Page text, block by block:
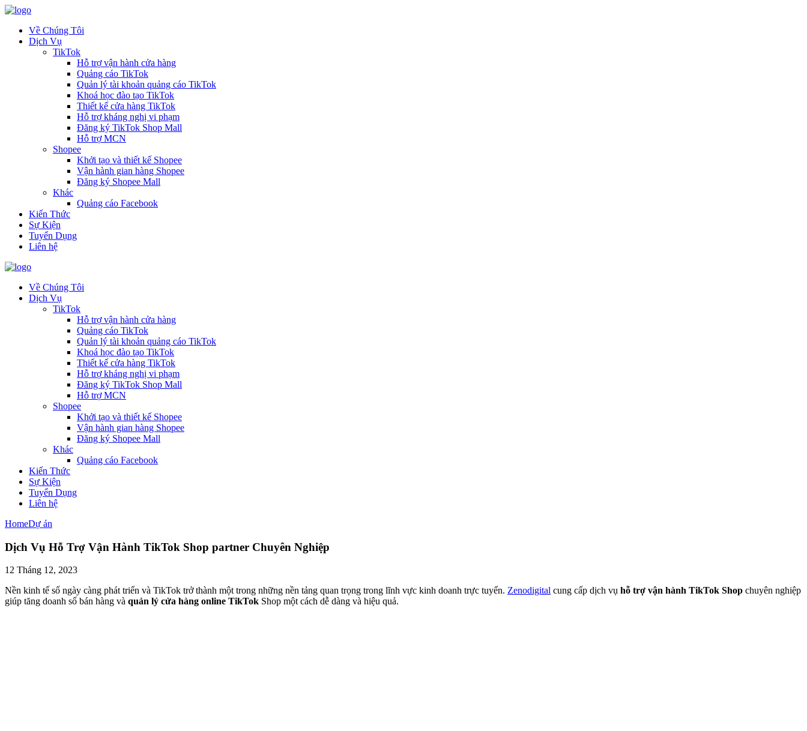
Về Chúng Tôi
Dịch Vụ
TikTok
Hỗ trợ vận hành cửa hàng
Quảng cáo TikTok
Quản lý tài khoản quảng cáo TikTok
Khoá học đào tạo TikTok
Thiết kế cửa hàng TikTok
Hỗ trợ kháng nghị vi phạm
Đăng ký TikTok Shop Mall
Hỗ trợ MCN
Shopee
Khởi tạo và thiết kế Shopee
Vận hành gian hàng Shopee
Đăng ký Shopee Mall
Khác
Quảng cáo Facebook
Kiến Thức
Sự Kiện
Tuyển Dụng
Liên hệ
Về Chúng Tôi
Dịch Vụ
TikTok
Hỗ trợ vận hành cửa hàng
Quảng cáo TikTok
Quản lý tài khoản quảng cáo TikTok
Khoá học đào tạo TikTok
Thiết kế cửa hàng TikTok
Hỗ trợ kháng nghị vi phạm
Đăng ký TikTok Shop Mall
Hỗ trợ MCN
Shopee
Khởi tạo và thiết kế Shopee
Vận hành gian hàng Shopee
Đăng ký Shopee Mall
Khác
Quảng cáo Facebook
Kiến Thức
Sự Kiện
Tuyển Dụng
Liên hệ
HomeDự án
Dịch Vụ Hỗ Trợ Vận Hành TikTok Shop partner Chuyên Nghiệp
12 Tháng 12, 2023
Nền kinh tế số ngày càng phát triển và TikTok trở thành một trong những nền tảng quan trọng trong lĩnh vực kinh doanh trực tuyến. Zenodigital cung cấp dịch vụ hỗ trợ vận hành TikTok Shop chuyên nghiệp
giúp tăng doanh số bán hàng và quản lý cửa hàng online TikTok Shop một cách dễ dàng và hiệu quả.